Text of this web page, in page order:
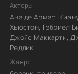
Актеры:
Ана де Армас,
Хьюстон, Гэбриел
Джойс Маккарти,
Реддик
Жанр: